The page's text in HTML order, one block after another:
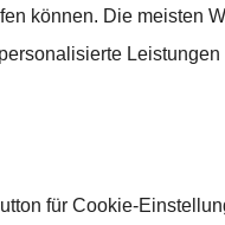
können. Die meisten
für Cookie-